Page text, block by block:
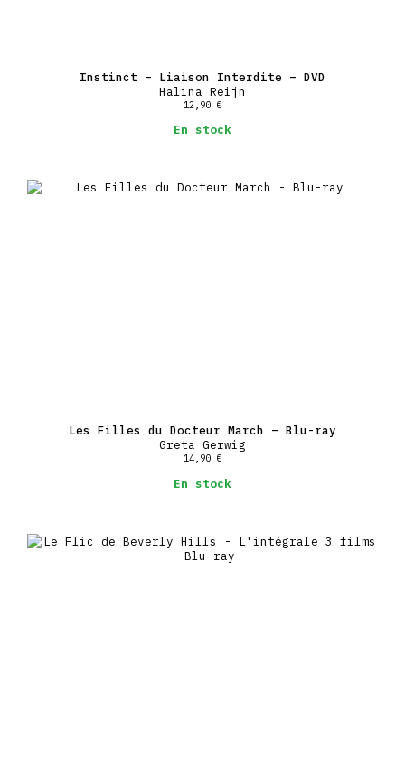
Instinct – Liaison Interdite – DVD
Halina Reijn
12,90 €
En stock
Les Filles du Docteur March – Blu-ray
Greta Gerwig
14,90 €
En stock